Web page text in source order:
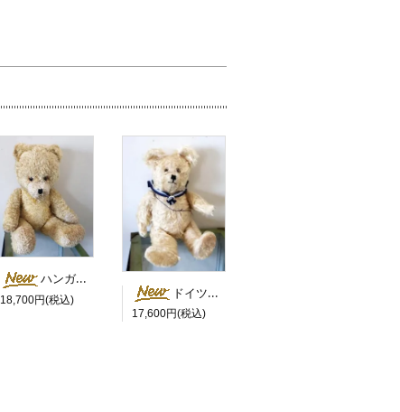
ハンガリー 白鼻の大きなベア
18,700円(税込) ドイツ セーラーカラーの白くま
17,600円(税込)